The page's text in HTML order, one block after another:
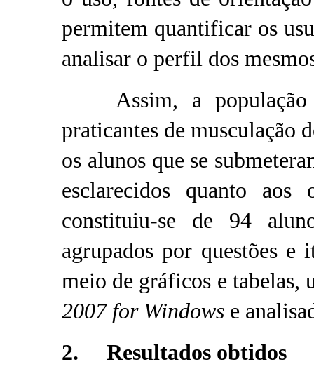
permitem quantificar os
analisar o perfil dos
Assim, a população
praticantes de musculação
os alunos que se
esclarecidos quanto
constituiu-se de 94
agrupados por questões e
meio de gráficos e tabelas,
2007 for Windows e
2. Resultados obtidos